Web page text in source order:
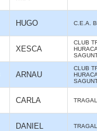
HUGO C.E.A.
XESCA
CLUB
ARNAU
CLUB
CARLA
DANIEL